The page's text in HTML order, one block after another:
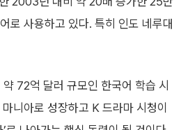
로 사용하고 있다. 특히 인도 네루대
72억 달러 규모인 한국어 학습 시
니아로 성장하고 K 드라마 시청이